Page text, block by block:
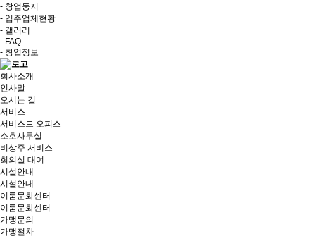
- 창업둥지
- 입주업체현황
- 갤러리
- FAQ
- 창업정보
회사소개
인사말
오시는 길
서비스
서비스드 오피스
소호사무실
비상주 서비스
회의실 대여
시설안내
시설안내
이룸문화센터
이룸문화센터
가맹문의
가맹절차